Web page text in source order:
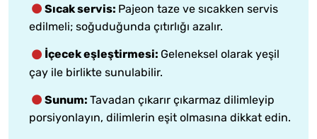
Sıcak servis: Pajeon taze ve sıcakken servis
edilmeli; soğuduğunda çıtırlığı azalır.
İçecek eşleştirmesi: Geleneksel olarak yeşil
çay ile birlikte sunulabilir.
Sunum: Tavadan çıkarır çıkarmaz dilimleyip
porsiyonlayın, dilimlerin eşit olmasına dikkat edin.